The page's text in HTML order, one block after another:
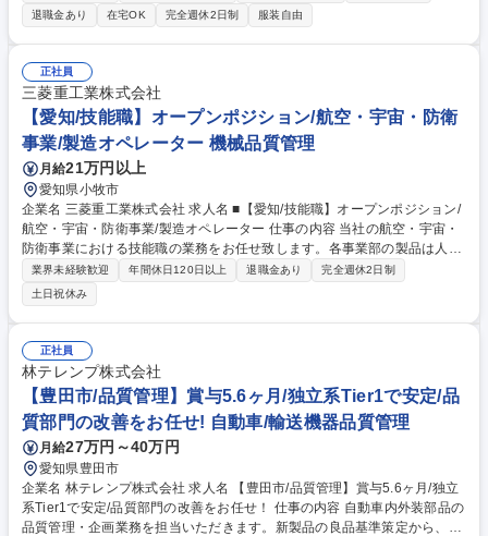
配 ■新製品立ち上げに向けた工場生産準備と日程管理 ■中長期計画に基づ
く生産体制の課題解決推進 募集職種 R61【生産管理】■自動車部品生産工
場の生産管理/工務スタッフ（豊田市）
退職金あり
在宅OK 完全週休2日制 服装自由
正社員
三菱重工業株式会社
【愛知/技能職】オープンポジション/航空・宇宙・防衛
事業/製造オペレーター 機械品質管理
月給21万円以上
愛知県小牧市
企業名 三菱重工業株式会社 求人名 ■【愛知/技能職】オープンポジション/
航空・宇宙・防衛事業/製造オペレーター 仕事の内容 当社の航空・宇宙・
防衛事業における技能職の業務をお任せ致します。各事業部の製品は人々
の安全・安心を守るものであり、そのスケールも大きいことから達成感や
使命感を感じながら業務に取り組める環境です。 【詳細】※ご経験に合わ
せて、下記のようなポジションなどをご案内予定 ■航空・宇宙工場におけ
る航空機の整備および新型機の部品製造 ■民間航空機 ボーイング７８７主
翼の複合材部品 成形・組立・艤装 ■民間航空機エンジン整備の部品修理
（機械加工、旋盤等）作業 ■航空・宇宙_民間機向け部品の製造（機械加
工・表面処理・塗装など） ■防衛航空機もしくは飛昇体(ミサイル)の製造
対応検査 等 募集職種 ■【愛知/技能職】オープンポジション/航空・宇宙・
防衛事業/製造オペレーター
業界未経験歓迎 年間休日120日以上 退職金あり
完全週休2日制
土日祝休み
正社員
林テレンプ株式会社
【豊田市/品質管理】賞与5.6ヶ月/独立系Tier1で安定/品
質部門の改善をお任せ! 自動車/輸送機器品質管理
月給27万円～40万円
愛知県豊田市
企業名 林テレンプ株式会社 求人名 【豊田市/品質管理】賞与5.6ヶ月/独立
系Tier1で安定/品質部門の改善をお任せ！ 仕事の内容 自動車内外装部品の
品質管理・企画業務を担当いただきます。新製品の良品基準策定から、品